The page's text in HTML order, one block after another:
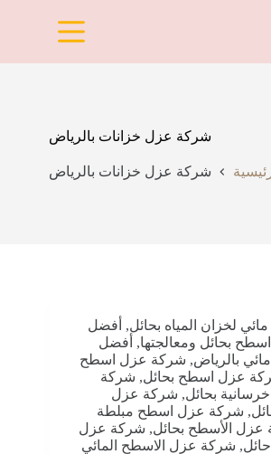
شركة عزل خزانات بالرياض
شركة عزل خزانات بالرياض
لخزان المياه بحائل, أفضل
بحائل ومعالجتها, أفضل
بالرياض, شركة عزل اسطح
عزل اسطح بحائل, شركة
بحائل, شركة عزل
, شركة عزل اسطح مبلطة
عزل الأسطح بحائل, شركة عزل
, شركة عزل الاسطح المائي